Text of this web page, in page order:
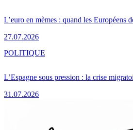
L’euro en mèmes : quand les Européens
27.07.2026
L’Espagne sous pression : la crise
31.07.2026
POLITIQUE